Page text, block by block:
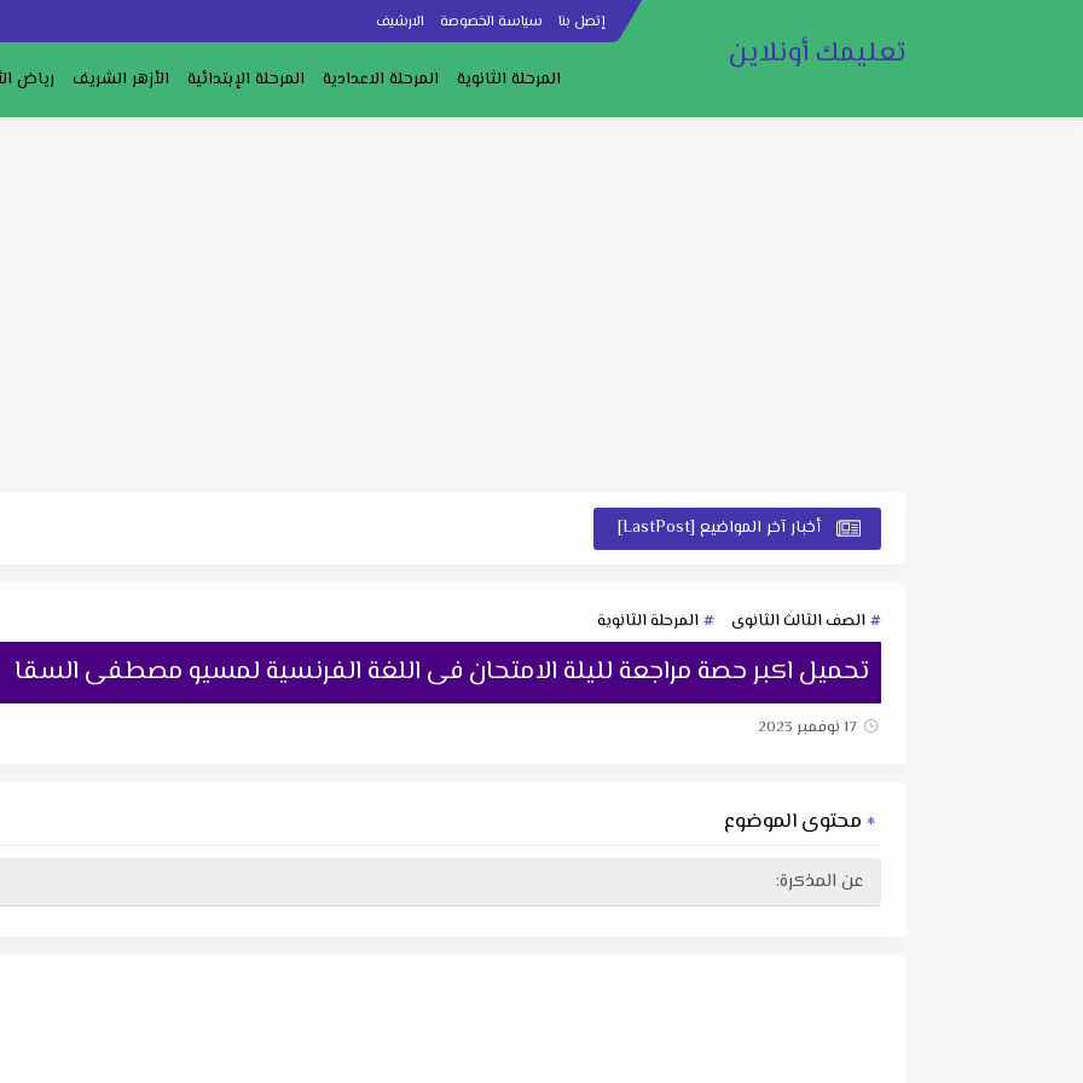
إتصل بنا سياسة الخصوصة الارشيف
تعليمك أونلاين
المرحلة الثانوية المرحلة الاعدادية المرحلة الإبتدائية الأزهر الشريف رياض
أخبار آخر المواضيع [LastPost]
الصف الثالث الثانوى المرحلة الثانوية
تحميل اكبر حصة مراجعة لليلة الامتحان فى اللغة الفرنسية لمسيو مصطفى السقا
17 نوفمبر 2023
محتوى الموضوع
عن المذكرة: